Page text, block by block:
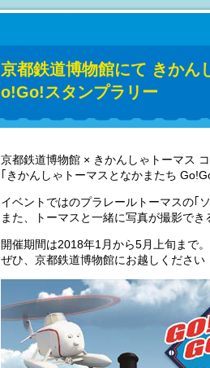
京都鉄道博物館にて きかん
o!Go!スタンプラリー
京都鉄道博物館 × きかんしゃトーマス コ
｢きかんしゃトーマスとなかまたち
イベントではのプラレールトーマスの｢
また、トーマスと一緒に写真が撮影で
開催期間は2018年1月から5月上旬まで。
ぜひ、京都鉄道博物館にお越しください